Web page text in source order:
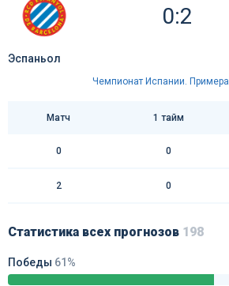
0:2
Эспаньол
Чемпионат Испании. Примера
Матч 1 тайм
0 0
2 0
Статистика всех прогнозов 198
Победы 61%